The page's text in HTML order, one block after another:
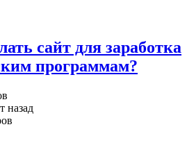
сайт для заработка
программам?
назад